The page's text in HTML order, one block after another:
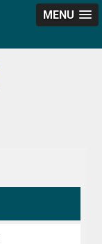
MENU